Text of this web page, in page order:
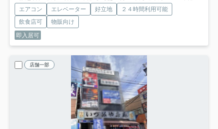
エアコン エレベーター 好立地
２４時間利用可能
飲食店可
物販向け
即入居可
店舗一部